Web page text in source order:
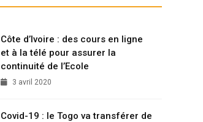
Côte d’Ivoire : des cours en ligne
et à la télé pour assurer la
continuité de l’Ecole
3 avril 2020
Covid-19 : le Togo va transférer de